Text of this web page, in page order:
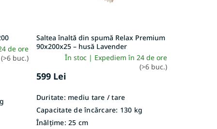
de ore
(>6 buc.)
Saltea înaltă din spumă Relax Premium
90x200x25 – husă Lavender
În stoc | Expediem în 24 de ore
(>6 buc.)
599 Lei
Duritate: mediu tare / tare
Capacitate de încărcare: 130 kg
Înălțime: 25 cm